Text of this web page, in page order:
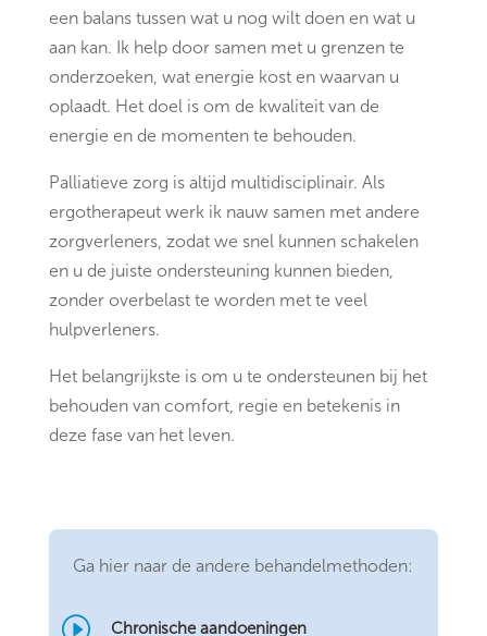
een balans tussen wat u nog wilt doen en wat u
aan kan. Ik help door samen met u grenzen te
onderzoeken, wat energie kost en waarvan u
oplaadt. Het doel is om de kwaliteit van de
energie en de momenten te behouden.
Palliatieve zorg is altijd multidisciplinair. Als
ergotherapeut werk ik nauw samen met andere
zorgverleners, zodat we snel kunnen schakelen
en u de juiste ondersteuning kunnen bieden,
zonder overbelast te worden met te veel
hulpverleners.
Het belangrijkste is om u te ondersteunen bij het
behouden van comfort, regie en betekenis in
deze fase van het leven.
Ga hier naar de andere behandelmethoden:
I Chronische aandoeningen